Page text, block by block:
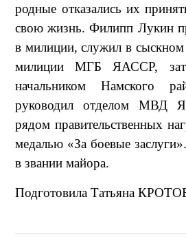
родные отказались их
свою жизнь. Филипп Лукин
в милиции, служил в сыскном
милиции МГБ ЯАССР,
начальником Намского
руководил отделом МВД
рядом правительственных
медалью «За боевые
в звании майора.
Подготовила Татьяна